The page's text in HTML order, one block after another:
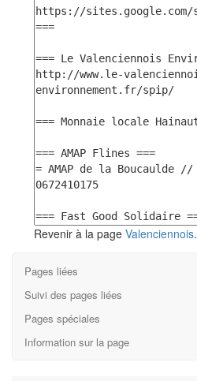
Revenir à la page Valenciennois.
Pages liées
Suivi des pages liées
Pages spéciales
Information sur la page